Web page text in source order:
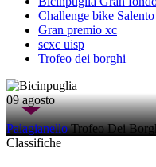
Challenge bike Salento
Gran premio xc
scxc uisp
Trofeo dei borghi
09 agosto
PalagianelloTrofeo Dei
Classifiche